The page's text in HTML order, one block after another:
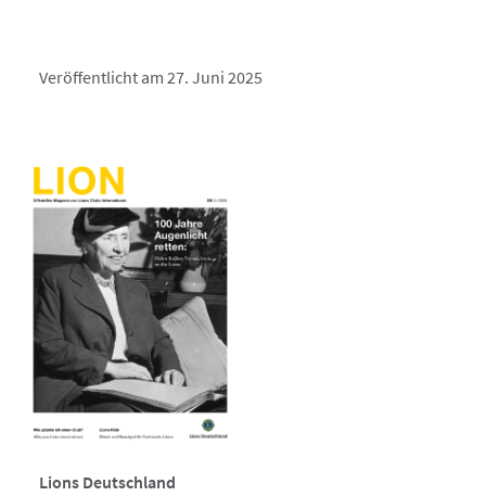
Veröffentlicht am 27. Juni 2025
Lions Deutschland